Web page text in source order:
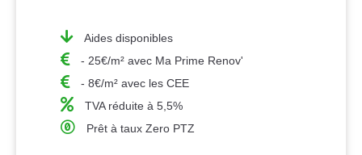
Aides disponibles
- 25€/m² avec Ma Prime Renov'
- 8€/m² avec les CEE
TVA réduite à 5,5%
Prêt à taux Zero PTZ